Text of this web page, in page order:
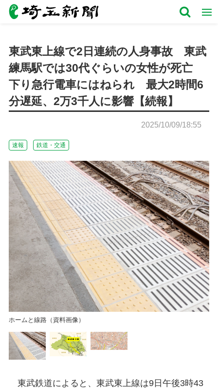
東武東上線で2日連続の人身事故 東武
練馬駅では30代ぐらいの女性が死亡
下り急行電車にはねられ 最大2時間6
分遅延、2万3千人に影響【続報】
2025/10/09/18:55
速報 鉄道・交通
ホームと線路（資料画像）
東武鉄道によると、東武東上線は9日午後3時43